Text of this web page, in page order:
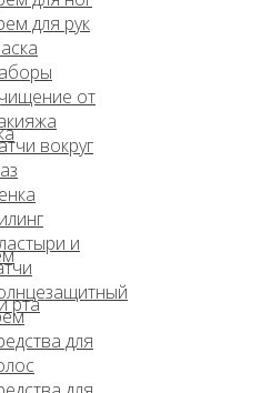
для рук
от
вокруг
и
для
рта